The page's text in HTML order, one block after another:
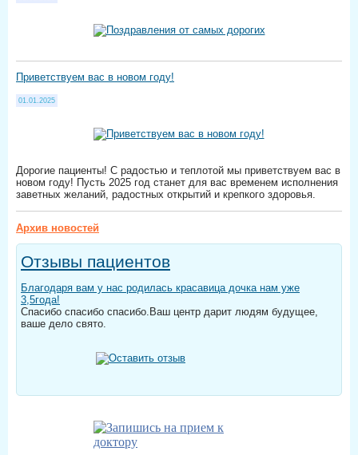
Приветствуем вас в новом году!
01.01.2025
Дорогие пациенты! С радостью и теплотой мы приветствуем вас в
новом году! Пусть 2025 год станет для вас временем исполнения
заветных желаний, радостных открытий и крепкого здоровья.
Архив новостей
Отзывы пациентов
Благодаря вам у нас родилась красавица дочка нам уже
3,5года!
Спасибо спасибо спасибо.Ваш центр дарит людям будущее,
ваше дело свято.